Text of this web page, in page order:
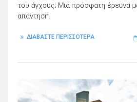
του άγχους; Μια πρόσφατη έρευνα
απάντηση.
ΔΙΑΒΑΣΤΕ ΠΕΡΙΣΣΟΤΕΡΑ